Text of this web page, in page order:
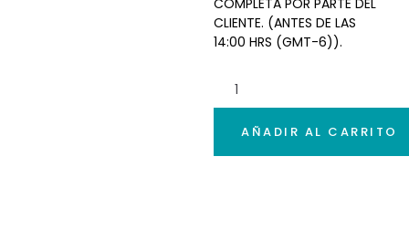
CLIENTE. (ANTES DE LAS
14:00 HRS (GMT-6)).
AÑADIR AL CARRITO